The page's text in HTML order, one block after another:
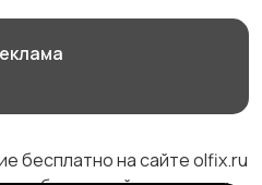
бесплатно на сайте olfix.ru